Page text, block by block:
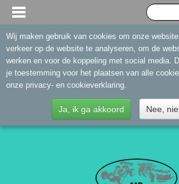
Wij maken gebruik van cookies om onze
verkeer op de website te analyseren, om de
werken en voor de koppeling met social media.
je toestemming voor het plaatsen van alle
onze privacy- en cookieverklaring.
Ja, ik ga akkoord Nee,